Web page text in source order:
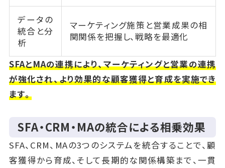
データの
統合と分
析
マーケティング施策と営業成果の相
関関係を把握し、戦略を最適化
SFAとMAの連携により、マーケティングと営業の連携
が強化され、より効果的な顧客獲得と育成を実施でき
ます。
SFA・CRM・MAの統合による相乗効果
SFA、CRM、MAの3つのシステムを統合することで、顧
客獲得から育成、そして長期的な関係構築まで、一貫